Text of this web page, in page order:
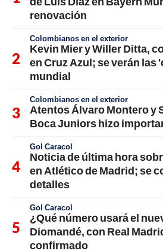
renovación
Colombianos en el exterior
Kevin Mier y Willer Ditta,
en Cruz Azul; se verán las
mundial
Colombianos en el exterior
Atentos Álvaro Montero y
Boca Juniors hizo
Gol Caracol
Noticia de última hora
en Atlético de Madrid; se
detalles
Gol Caracol
¿Qué número usará el
Diomandé, con Real
confirmado